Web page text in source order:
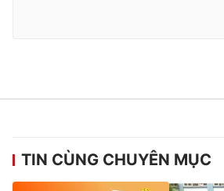
TIN CÙNG CHUYÊN MỤC